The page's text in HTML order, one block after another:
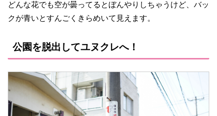
どんな花でも空が曇ってるとぼんやりしちゃうけど、バッ
クが青いとすんごくきらめいて見えます。
公園を脱出してユヌクレへ！